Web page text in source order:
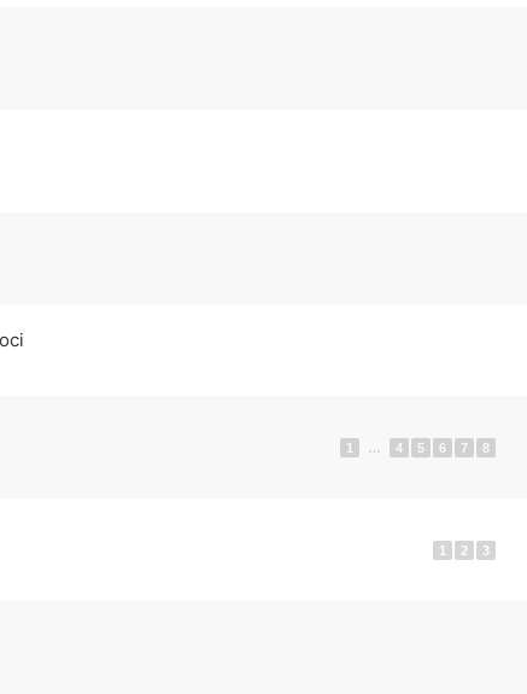
1 … 4 5 6 7 8
1 2 3